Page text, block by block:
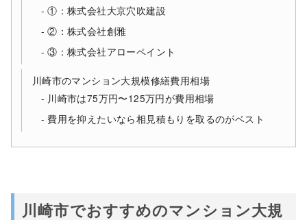
①：株式会社大京穴吹建設
②：株式会社創雅
③：株式会社アローペイント
川崎市のマンション大規模修繕費用相場
川崎市は75万円〜125万円が費用相場
費用を抑えたいなら相見積もりを取るのがベスト
川崎市でおすすめのマンション大規